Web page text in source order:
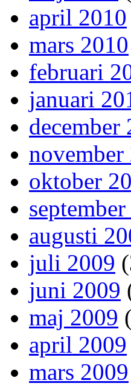
april 2010
mars 2010
februari
januari
december
november
oktober
augusti
juli 2009
juni 2009
maj 2009
april 2009
mars 2009